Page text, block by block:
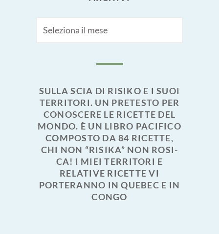
SULLA SCIA DI RISIKO E I SUOI
TERRITORI. UN PRETESTO PER
CONOSCERE LE RICETTE DEL
MONDO. È UN LIBRO PACIFICO
COMPOSTO DA 84 RICETTE,
CHI NON “RISIKA” NON ROSI-
CA! I MIEI TERRITORI E
RELATIVE RICETTE VI
PORTERANNO IN QUEBEC E IN
CONGO